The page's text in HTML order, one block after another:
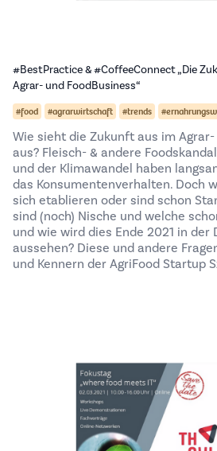
#BestPractice & #CoffeeConnect „Die
Agrar- und FoodBusiness“
#food #agrarwirtschaft #trends
Wie sieht die Zukunft aus im
aus? Fleisch- & andere
und der Klimawandel haben
das Konsumentenverhalten. Doch
sich etablieren oder sind schon
sind (noch) Nische und welche
und wie wird dies Ende 2021 in der
aussehen? Diese und andere
und Kennern der AgriFood Startup